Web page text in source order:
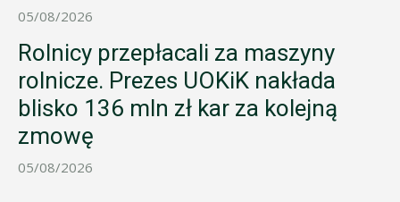
05/08/2026
Rolnicy przepłacali za maszyny
rolnicze. Prezes UOKiK nakłada
blisko 136 mln zł kar za kolejną
zmowę
05/08/2026